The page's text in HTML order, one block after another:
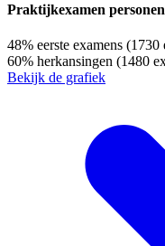
Praktijkexamen
48% eerste examens (1730
60% herkansingen (1480
Bekijk de grafiek